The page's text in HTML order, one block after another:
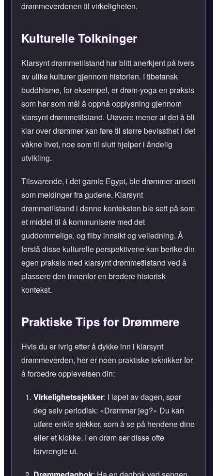
drømmeverdenen til virkeligheten.
Kulturelle Tolkninger
Klarsynt drømmetilstand har blitt anerkjent på tvers
av ulike kulturer gjennom historien. I tibetansk
buddhisme, for eksempel, er drøm-yoga en praksis
som har som mål å oppnå opplysning gjennom
klarsynt drømmetilstand. Utøvere mener at det å bli
klar over drømmer kan føre til større bevissthet i det
våkne livet, noe som til slutt hjelper i åndelig
utvikling.
Tilsvarende, i det gamle Egypt, ble drømmer ansett
som meldinger fra gudene. Klarsynt
drømmetilstand i denne konteksten ble sett på som
et middel til å kommunisere med det
guddommelige, og tilby innsikt og veiledning. Å
forstå disse kulturelle perspektivene kan berike din
egen praksis med klarsynt drømmetilstand ved å
plassere den innenfor en bredere historisk
kontekst.
Praktiske Tips for Drømmere
Hvis du er ivrig etter å dykke inn i klarsynt
drømmeverden, her er noen praktiske teknikker for
å forbedre opplevelsen din:
Virkelighetssjekker: I løpet av dagen, spør
deg selv periodisk:
Drømmer jeg?
Du kan
utføre enkle sjekker, som å se på hendene dine
eller et klokke. I en drøm ser disse ofte
forvrengte ut.